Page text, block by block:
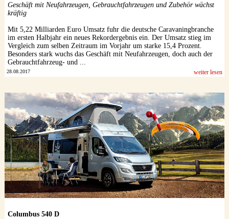
Geschäft mit Neufahrzeugen, Gebrauchtfahrzeugen und Zubehör wächst
kräftig
Mit 5,22 Milliarden Euro Umsatz fuhr die deutsche Caravaningbranche
im ersten Halbjahr ein neues Rekordergebnis ein. Der Umsatz stieg im
Vergleich zum selben Zeitraum im Vorjahr um starke 15,4 Prozent.
Besonders stark wuchs das Geschäft mit Neufahrzeugen, doch auch der
Gebrauchtfahrzeug- und ...
28.08.2017 weiter lesen
Columbus 540 D